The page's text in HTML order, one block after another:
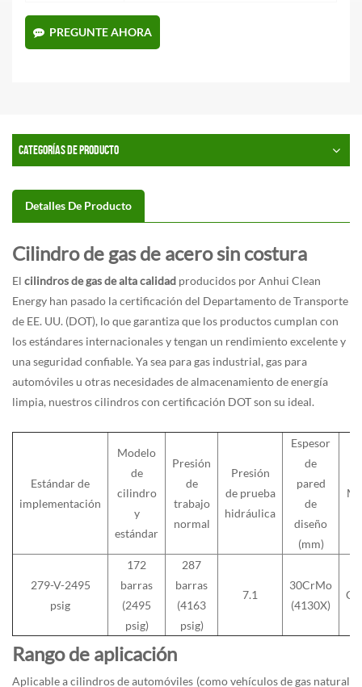
PREGUNTE AHORA
CATEGORÍAS DE PRODUCTO
Detalles De Producto
Cilindro de gas de acero sin costura
El cilindros de gas de alta calidad producidos por Anhui Clean
Energy han pasado la certificación del Departamento de Transporte
de EE. UU. (DOT), lo que garantiza que los productos cumplan con
los estándares internacionales y tengan un rendimiento excelente y
una seguridad confiable. Ya sea para gas industrial, gas para
automóviles u otras necesidades de almacenamiento de energía
limpia, nuestros cilindros con certificación DOT son su ideal.
Estándar de
implementación
Modelo
de
cilindro
y
estándar
Presión
de
trabajo
normal
Presión
de prueba
hidráulica
Espesor
de
pared
de
diseño
(mm)
279-V-2495
psig
172
barras
(2495
psig)
287
barras
(4163
psig)
7.1
30CrMo
(4130X)
Rango de aplicación
Aplicable a cilindros de automóviles (como vehículos de gas natural